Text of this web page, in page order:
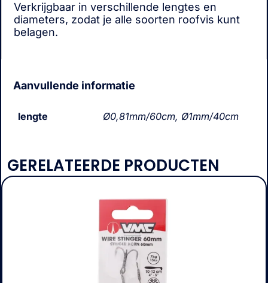
Verkrijgbaar in verschillende lengtes en
diameters, zodat je alle soorten roofvis kunt
belagen.
Aanvullende informatie
lengte Ø0,81mm/60cm, Ø1mm/40cm
GERELATEERDE PRODUCTEN